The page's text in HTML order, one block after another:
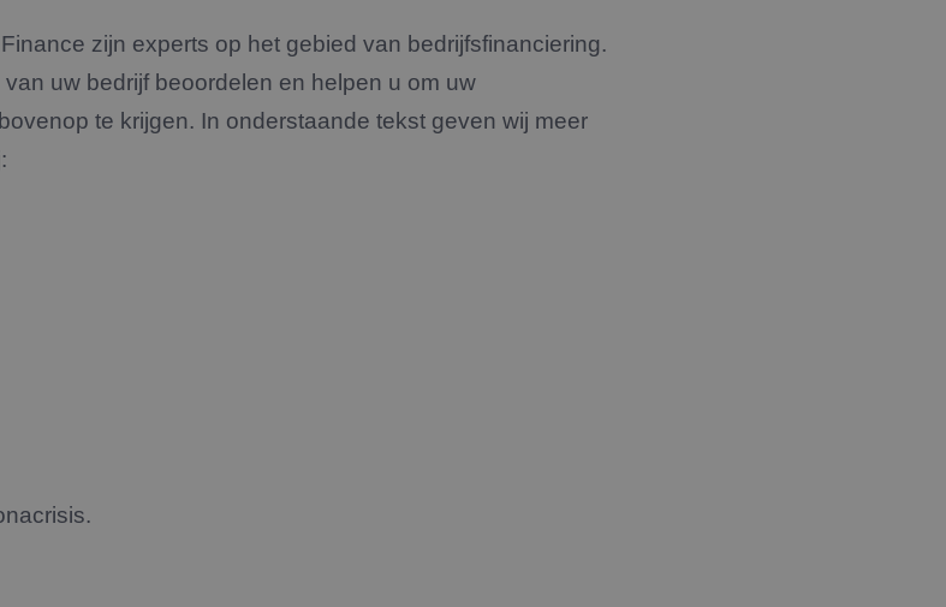
zijn experts op het gebied van bedrijfsfinanciering.
uw bedrijf beoordelen en helpen u om uw
te krijgen. In onderstaande tekst geven wij meer